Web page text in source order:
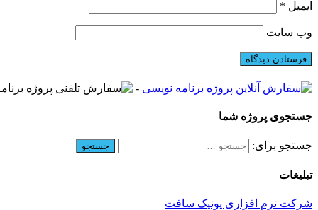
ایمیل *
وب‌ سایت
-
جستجوی پروژه شما
جستجو برای:
تبلیغات
شرکت نرم افزاری یونیک سافت